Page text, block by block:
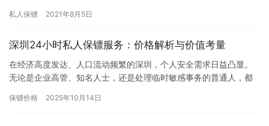
务大概…
私人保镖 2021年8月5日
深圳24小时私人保镖服务：价格解析与价值考量
在经济高度发达、人口流动频繁的深圳，个人安全需求日益凸显。
无论是企业高管、知名人士，还是处理临时敏感事务的普通人，都
人保…
保镖价格 2025年10月14日